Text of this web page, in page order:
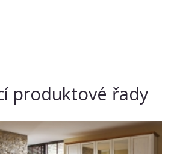
produktové řady